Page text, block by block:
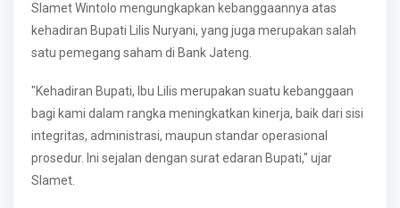
Slamet Wintolo mengungkapkan kebanggaannya atas
kehadiran Bupati Lilis Nuryani, yang juga merupakan salah
satu pemegang saham di Bank Jateng.
"Kehadiran Bupati, Ibu Lilis merupakan suatu kebanggaan
bagi kami dalam rangka meningkatkan kinerja, baik dari sisi
integritas, administrasi, maupun standar operasional
prosedur. Ini sejalan dengan surat edaran Bupati," ujar
Slamet.